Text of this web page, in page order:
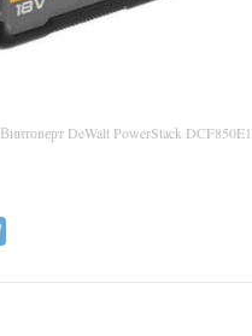
Винтоверт DeWalt PowerStack